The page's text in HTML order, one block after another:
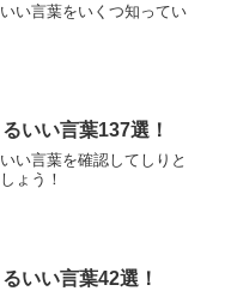
い言葉をいくつ知ってい
いい言葉137選！
い言葉を確認してしりと
ょう！
いい言葉42選！